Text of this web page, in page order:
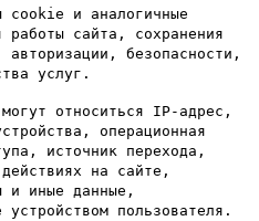
cookie и аналогичные
работы сайта, сохранения
авторизации, безопасности,
услуг.
относиться IP-адрес,
операционная
источник перехода,
на сайте,
и иные данные,
устройством пользователя.